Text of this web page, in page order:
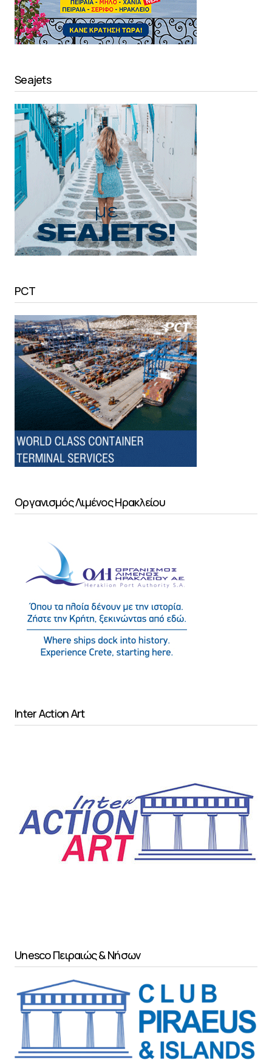
Seajets
PCT
Οργανισμός Λιμένος Ηρακλείου
Inter Action Art
Unesco Πειραιώς & Νήσων